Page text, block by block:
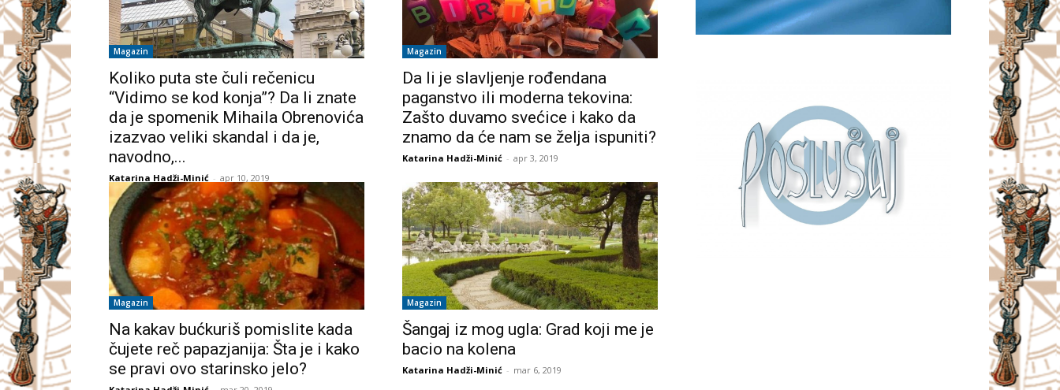
Magazin
Koliko puta ste čuli rečenicu
“Vidimo se kod konja”? Da li znate
da je spomenik Mihaila Obrenovića
izazvao veliki skandal i da je,
navodno,...
Katarina Hadži-Minić - apr 10, 2019
Magazin
Da li je slavljenje rođendana
paganstvo ili moderna tekovina:
Zašto duvamo svećice i kako da
znamo da će nam se želja ispuniti?
Katarina Hadži-Minić - apr 3, 2019
Magazin
Na kakav bućkuriš pomislite kada
čujete reč papazjanija: Šta je i kako
se pravi ovo starinsko jelo?
Magazin
Šangaj iz mog ugla: Grad koji me je
bacio na kolena
Katarina Hadži-Minić - mar 6, 2019